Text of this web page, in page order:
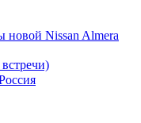
Nissan Almera